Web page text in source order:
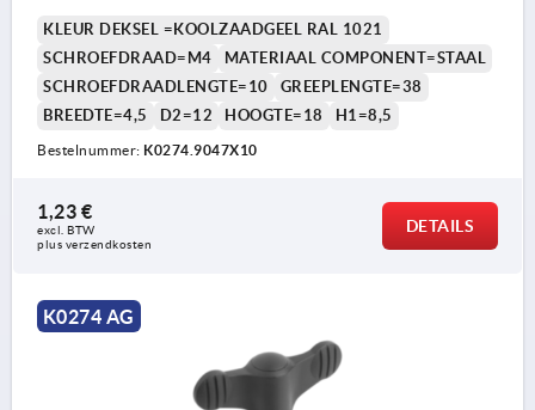
KLEUR DEKSEL =KOOLZAADGEEL RAL 1021
SCHROEFDRAAD=M4
MATERIAAL COMPONENT=STAAL
SCHROEFDRAADLENGTE=10
GREEPLENGTE=38
BREEDTE=4,5
D2=12 HOOGTE=18 H1=8,5
Bestelnummer: K0274.9047X10
1,23 €
excl. BTW
plus verzendkosten
DETAILS
K0274 AG